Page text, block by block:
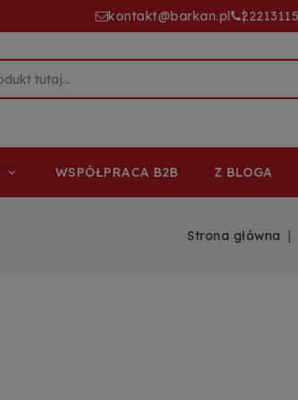
kontakt@barkan.pl
 WSPÓŁPRACA B2B Z BLOGA
Strona główna